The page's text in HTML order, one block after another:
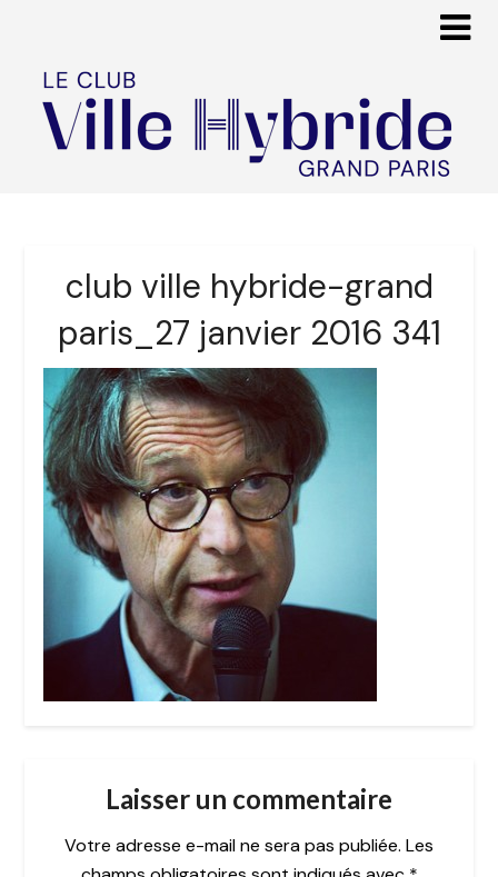
club ville hybride-grand
paris_27 janvier 2016 341
Laisser un commentaire
Votre adresse e-mail ne sera pas publiée. Les